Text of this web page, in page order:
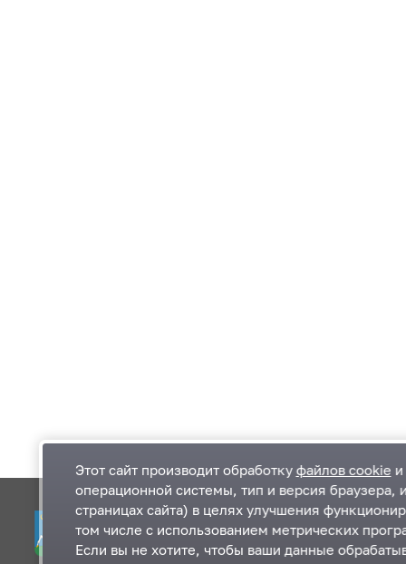
Одинцовский городской округ Московской
области
Этот сайт производит обработку файлов cookie
операционной системы, тип и версия браузера,
страницах сайта) в целях улучшения
том числе с использованием метрических
Если вы не хотите, чтобы ваши данные